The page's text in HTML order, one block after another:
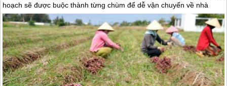
hoạch sẽ được buộc thành từng chùm để dễ vận chuyển về nhà